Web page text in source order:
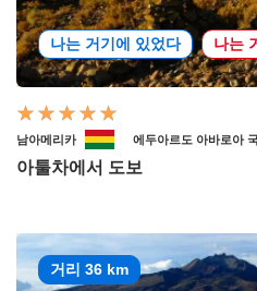
나는 거기에 있었다 나는
남아메리카 에두아르도 아바로아
아툴차에서 도보
거리 36 km